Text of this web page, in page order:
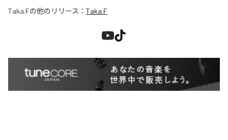
Taka.Fの他のリリース： Taka.F